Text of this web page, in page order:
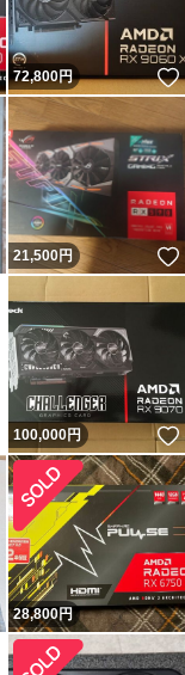
いいね！
72,800円
いいね！
21,500円
いいね！
100,000円
28,800円